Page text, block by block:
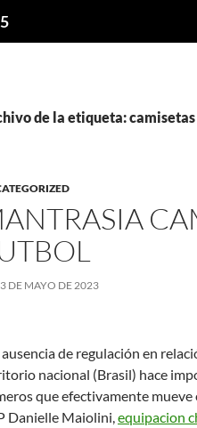
de la etiqueta:
DE MAYO DE 2023
ausencia de regulación en
nacional (Brasil) hace
que efectivamente mueve
Danielle Maiolini,equipacion